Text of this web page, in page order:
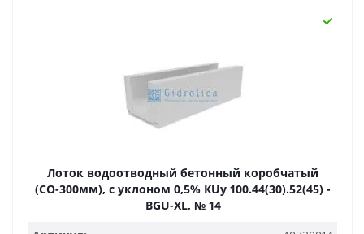
Лоток водоотводный бетонный коробчатый
(СО-300мм), с уклоном 0,5% КUу 100.44(30).52(45) -
BGU-XL, № 14